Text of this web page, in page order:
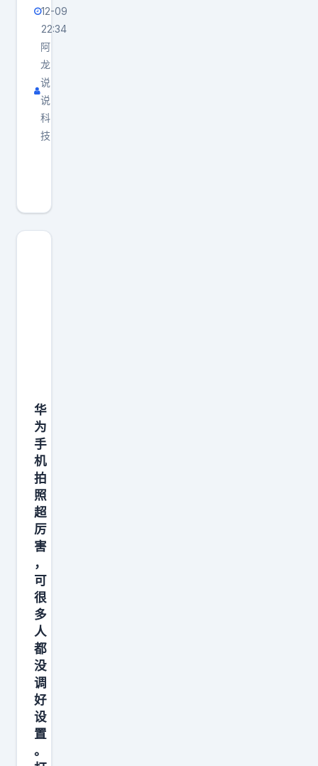
12-09
22:34
阿
龙
说
说
科
技
太
难
0
多
的
旗
舰
机
现
在
1
1
0
0
都
卖
不
掉
了
，
华
为
手
机
拍
照
超
厉
害
，
可
很
多
人
都
没
调
好
设
置
。